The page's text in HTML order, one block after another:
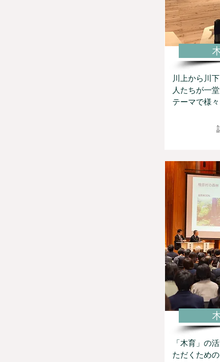
川上から川
人たちが一
テーマで様
「木育」の
ただくため